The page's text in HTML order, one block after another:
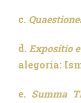
c.
d.Expositio
alegoría:
e. Summa